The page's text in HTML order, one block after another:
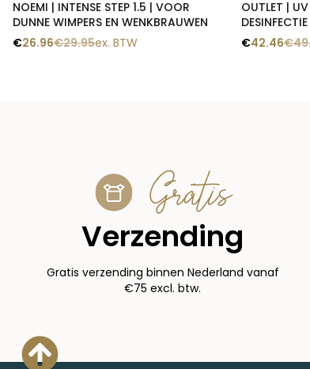
NOEMI | INTENSE STEP 1.5 | VOOR
DUNNE WIMPERS EN WENKBRAUWEN
€29.95
€26.96 ex. BTW
OUTLET |
€
€42.46
Gratis
Verzending
Gratis verzending binnen Nederland vanaf
€75 excl. btw.